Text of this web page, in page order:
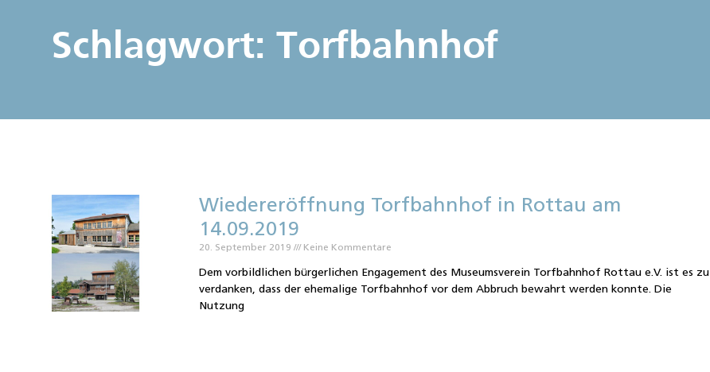
Schlagwort: Torfbahnhof
Wiedereröffnung Torfbahnhof in Rottau am
14.09.2019
20. September 2019 Keine Kommentare
Dem vorbildlichen bürgerlichen Engagement des Museumsverein Torfbahnhof Rottau e.V. ist es zu
verdanken, dass der ehemalige Torfbahnhof vor dem Abbruch bewahrt werden konnte. Die
Nutzung